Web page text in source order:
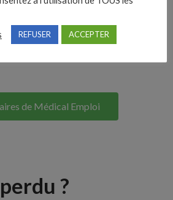
amet, consectetur adipiscing elit. Ut
mattis, pulvinar dapibus
de Médical Emploi
?
REFUSER ACCEPTER